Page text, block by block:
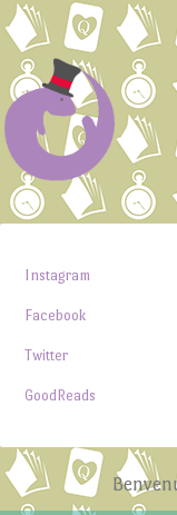
Instagram
Facebook
Twitter
GoodReads